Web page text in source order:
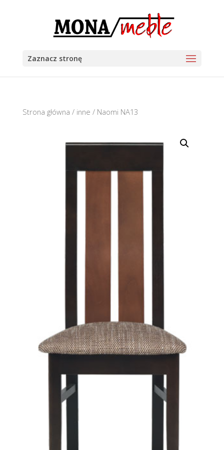
Zaznacz stronę
Strona główna / inne / Naomi NA13